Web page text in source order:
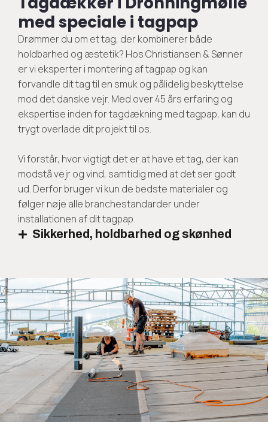
med speciale i tagpap
Drømmer du om et tag, der kombinerer både
holdbarhed og æstetik? Hos Christiansen & Sønner
er vi eksperter i montering af tagpap og kan
forvandle dit tag til en smuk og pålidelig beskyttelse
mod det danske vejr. Med over 45 års erfaring og
ekspertise inden for tagdækning med tagpap, kan du
trygt overlade dit projekt til os.
Vi forstår, hvor vigtigt det er at have et tag, der kan
modstå vejr og vind, samtidig med at det ser godt
ud. Derfor bruger vi kun de bedste materialer og
følger nøje alle branchestandarder under
installationen af dit tagpap.
Sikkerhed, holdbarhed og skønhed